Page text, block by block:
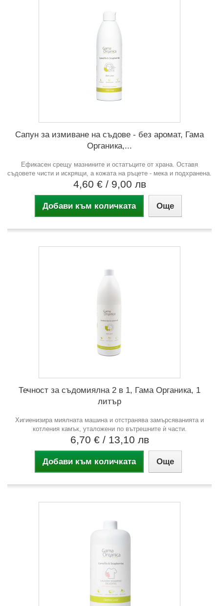
Сапун за измиване на съдове - без аромат, Гама
Органика,...
Ефикасен срещу мазнините и остатъците от храна. Оставя
съдовете чисти и искрящи, а кожата на ръцете - мека и подхранена.
4,60 € / 9,00 лв
Добави към количката Още
Течност за съдомиялна 2 в 1, Гама Органика, 1
литър
Хигиенизира миялната машина и отстранява замърсяванията и
котления камък, уталожени по вътрешните ѝ части.
6,70 € / 13,10 лв
Добави към количката Още